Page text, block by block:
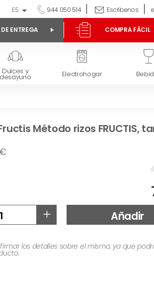
ES 944 050 514 Escríbenos
ENTREGA COMPRA FÁCIL
Dulces y
desayuno Electrohogar
Método rizos FRUCTIS,
+ Añadir
los detalles sobre el mismo, ya que